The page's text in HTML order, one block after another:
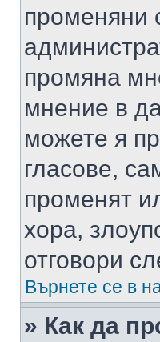
променяни
промяна
мнение в
можете я
гласове,
променят
хора,
отговори
Върнете се в
» Как да